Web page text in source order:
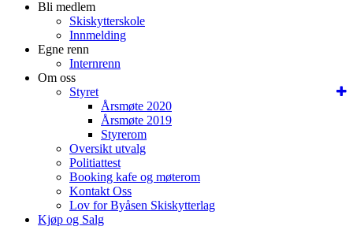
Bli medlem
Skiskytterskole
Innmelding
Egne renn
Internrenn
Om oss
Styret
Årsmøte 2020
Årsmøte 2019
Styrerom
Oversikt utvalg
Politiattest
Booking kafe og møterom
Kontakt Oss
Lov for Byåsen Skiskytterlag
Kjøp og Salg